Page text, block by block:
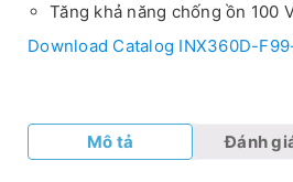
Tăng khả năng chống ồn 100
Download Catalog INX360D-
Mô tả Đánh